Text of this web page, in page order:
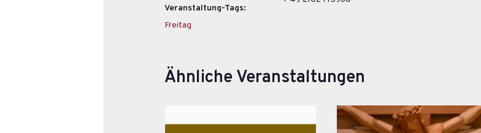
Veranstaltung-Tags:
Freitag
Ähnliche Veranstaltungen